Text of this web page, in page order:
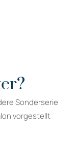
Sonderserie
vorgestellt